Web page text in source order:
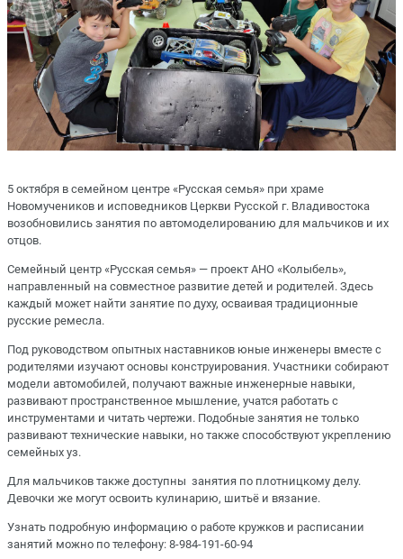
5 октября в семейном центре «Русская семья» при храме
Новомучеников и исповедников Церкви Русской г. Владивостока
возобновились занятия по автомоделированию для мальчиков и их
отцов.
Семейный центр «Русская семья» — проект АНО «Колыбель»,
направленный на совместное развитие детей и родителей. Здесь
каждый может найти занятие по духу, осваивая традиционные
русские ремесла.
Под руководством опытных наставников юные инженеры вместе с
родителями изучают основы конструирования. Участники собирают
модели автомобилей, получают важные инженерные навыки,
развивают пространственное мышление, учатся работать с
инструментами и читать чертежи. Подобные занятия не только
развивают технические навыки, но также способствуют укреплению
семейных уз.
Для мальчиков также доступны занятия по плотницкому делу.
Девочки же могут освоить кулинарию, шитьё и вязание.
Узнать подробную информацию о работе кружков и расписании
занятий можно по телефону: 8-984-191-60-94